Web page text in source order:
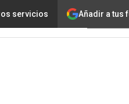
Añadir a tus
servicios